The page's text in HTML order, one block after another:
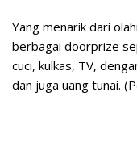
Yang menarik dari
berbagai doorprize
cuci, kulkas, TV,
dan juga uang tunai.